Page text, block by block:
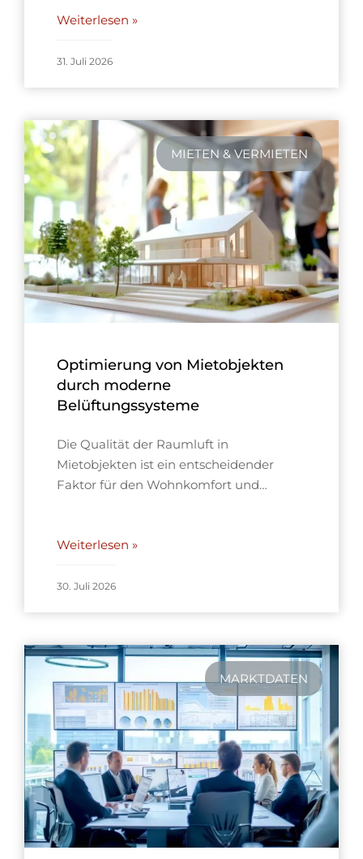
Weiterlesen »
31. Juli 2026
MIETEN & VERMIETEN
Optimierung von Mietobjekten
durch moderne
Belüftungssysteme
Die Qualität der Raumluft in
Mietobjekten ist ein entscheidender
Faktor für den Wohnkomfort und…
Weiterlesen »
30. Juli 2026
MARKTDATEN